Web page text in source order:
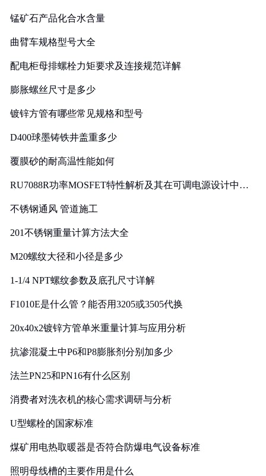
锰矿石产品化合水含量
曲臂车规格型号大全
配电柜母排螺栓力矩要求及连接规范详解
膨胀螺丝尺寸是多少
镀锌方管有哪些常见规格和型号
D400球墨铸铁井盖重多少
覆膜砂的耐高温性能如何
RU7088R功率MOSFET特性解析及其在可调电源设计中的
不锈钢通风 管道施工
201不锈钢重量计算方法大全
M20螺纹大径和小径是多少
1-1/4 NPT螺纹参数及底孔尺寸详解
F1010E是什么管？能否用3205或3505代换
20x40x2镀锌方管单米重量计算与应用分析
抗渗混凝土中P6和P8膨胀剂分别加多少
法兰PN25和PN16有什么区别
消费者对洗衣机的核心需求调研与分析
U型螺栓的国家标准
煤矿用电热取暖器是否符合防爆电气设备标准
照明母线槽的主要作用是什么